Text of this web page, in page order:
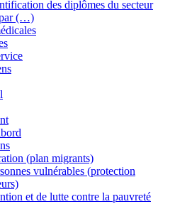
des diplômes du secteur
par (…)
(plan migrants)
vulnérables (protection
et de lutte contre la pauvreté